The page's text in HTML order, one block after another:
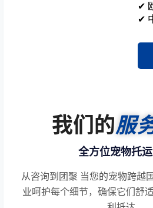
✔
✔
我们的服
全方位宠物托
从咨询到团聚 当您的宠物跨越
业呵护每个细节，确保它们舒